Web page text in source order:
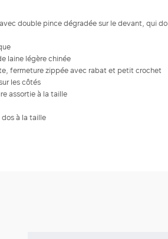
double pince dégradée sur le devant, qui
laine légère chinée
fermeture zippée avec rabat et petit crochet
les côtés
assortie à la taille
dos à la taille